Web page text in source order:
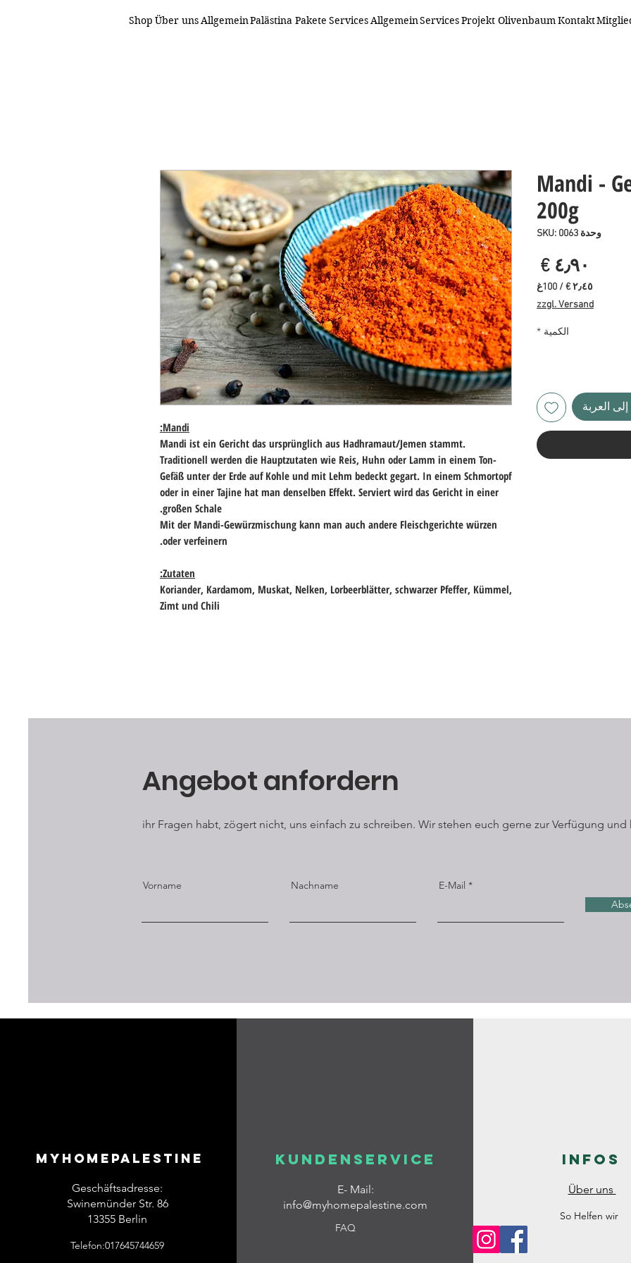
Shop Über uns AllgemeinPalästina Pakete Services AllgemeinServicesProjekt Olivenbaum Kontakt
Mandi:
Mandi ist ein Gericht das ursprünglich aus Hadhramaut/Jemen stammt.
Traditionell werden die Hauptzutaten wie Reis, Huhn oder Lamm in einem Ton-
Gefäß unter der Erde auf Kohle und mit Lehm bedeckt gegart. In einem Schmortopf
oder in einer Tajine hat man denselben Effekt. Serviert wird das Gericht in einer
großen Schale.
Mit der Mandi-Gewürzmischung kann man auch andere Fleischgerichte würzen
oder verfeinern.
Zutaten:
Koriander, Kardamom, Muskat, Nelken, Lorbeerblätter, schwarzer Pfeffer, Kümmel,
Zimt und Chili
Mandi -
200g
وحدة SKU: 0063
السعر
/ 100غ
‏٢٫٤٥ €
جرامات
zzgl. Versand
الكمية *
العربة
Angebot anfordern
ihr Fragen habt, zögert nicht, uns einfach zu schreiben. Wir stehen euch gerne zur Verfügung
Vorname Nachname
E-Mail
Myhomepalestine
Geschäftsadresse:
Swinemünder Str. 86
13355 Berlin
Telefon:017645744659
Kundenservice
E- Mail:
info@myhomepalestine.com
FAQ
Infos
Über uns
So Helfen wir